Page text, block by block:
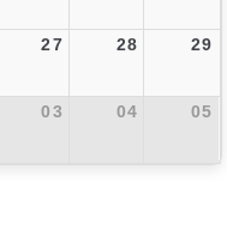
27 28 29
03 04 05